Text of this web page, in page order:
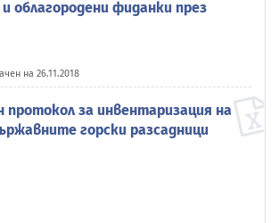
облагородени фиданки през
на 26.11.2018
за инвентаризация на
горски разсадници